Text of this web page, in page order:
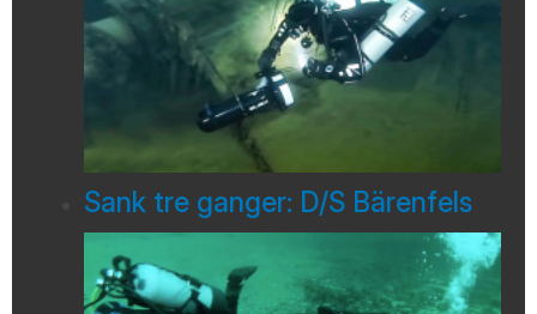
Sank tre ganger: D/S Bärenfels